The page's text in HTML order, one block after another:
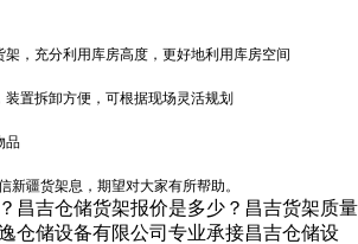
架 ，充分利用库房高度，更好地利用库房空间
装置拆卸方便，可根据现场灵活规划
品
新疆货架息，期望对大家有所帮助。
昌吉仓储货架报价是多少？昌吉货架质量
仓储设备有限公司专业承接昌吉仓储设